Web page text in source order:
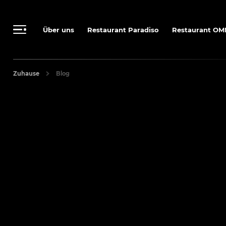
Über uns Restaurant Paradiso Restaurant
Zuhause Blog